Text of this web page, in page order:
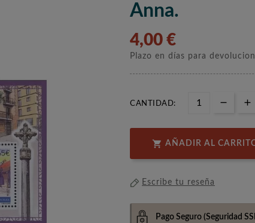
Anna.
4,00 €
Plazo en días para
CANTIDAD:
 AÑADIR AL
Escribe tu reseña
Pago Seguro (Seguridad